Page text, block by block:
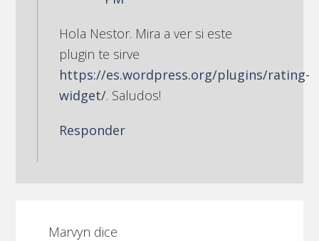
Hola Nestor. Mira a ver si este
plugin te sirve
https://es.wordpress.org/plugins/rating-
widget/. Saludos!
Responder
Marvyn dice